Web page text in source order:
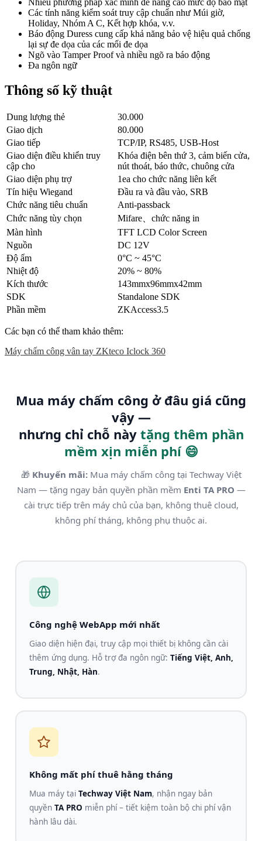
Các tính năng kiểm soát truy cập chuẩn như Múi giờ,
Holiday, Nhóm A C, Kết hợp khóa, v.v.
Báo động Duress cung cấp khả năng bảo vệ hiệu quả chống
lại sự đe dọa của các mối đe dọa
Ngõ vào Tamper Proof và nhiều ngõ ra báo động
Đa ngôn ngữ
Thông số kỹ thuật
Dung lượng thẻ
30.000
Giao dịch
80.000
Giao tiếp
TCP/IP, RS485, USB-Host
Giao diện điều khiển truy
cập cho
Khóa điện bên thứ 3, cảm biến cửa,
nút thoát, báo thức, chuông cửa
Giao diện phụ trợ
1ea cho chức năng liên kết
Tín hiệu Wiegand
Đầu ra và đầu vào, SRB
Chức năng tiêu chuẩn
Anti-passback
Chức năng tùy chọn
Mifare、chức năng in
Màn hình
TFT LCD Color Screen
Nguồn
DC 12V
Độ ẩm
0°C ~ 45°C
Nhiệt độ
20% ~ 80%
Kích thước
143mmx96mmx42mm
SDK
Standalone SDK
Phần mềm
ZKAccess3.5
Các bạn có thể tham khảo thêm:
Máy chấm công vân tay ZKteco Iclock 360
Mua máy chấm công ở đâu giá cũng
vậy —
nhưng chỉ chỗ này tặng thêm phần
mềm xịn miễn phí 😄
🎁 Khuyến mãi:Mua máy chấm công tại Techway Việt
Nam — tặng ngay bản quyền phần mềm Enti TA PRO —
cài trực tiếp trên máy chủ của bạn, không thuê cloud,
không phí tháng, không phụ thuộc ai.
Công nghệ WebApp mới nhất
Giao diện hiện đại, truy cập mọi thiết bị không cần cài
thêm ứng dụng. Hỗ trợ đa ngôn ngữ: Tiếng Việt, Anh,
Trung, Nhật, Hàn.
Không mất phí thuê hằng tháng
Mua máy tại Techway Việt Nam, nhận ngay bản
quyền TA PRO miễn phí – tiết kiệm toàn bộ chi phí vận
hành lâu dài.